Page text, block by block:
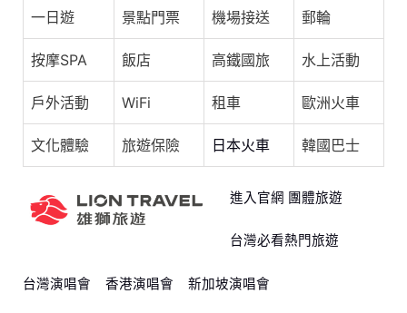
一日遊 景點門票 機場接送 郵輪
按摩SPA 飯店 高鐵國旅 水上活動
戶外活動 WiFi 租車 歐洲火車
文化體驗 旅遊保險 日本火車 韓國巴士
進入官網 團體旅遊
台灣必看熱門旅遊
台灣演唱會 香港演唱會 新加坡演唱會